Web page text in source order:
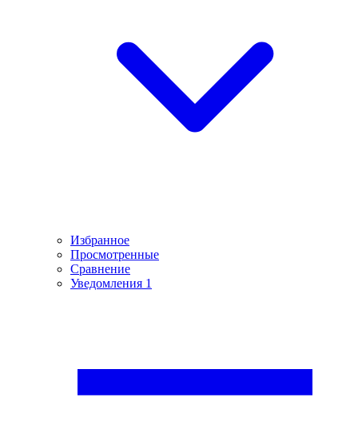
Избранное
Просмотренные
Сравнение
Уведомления 1